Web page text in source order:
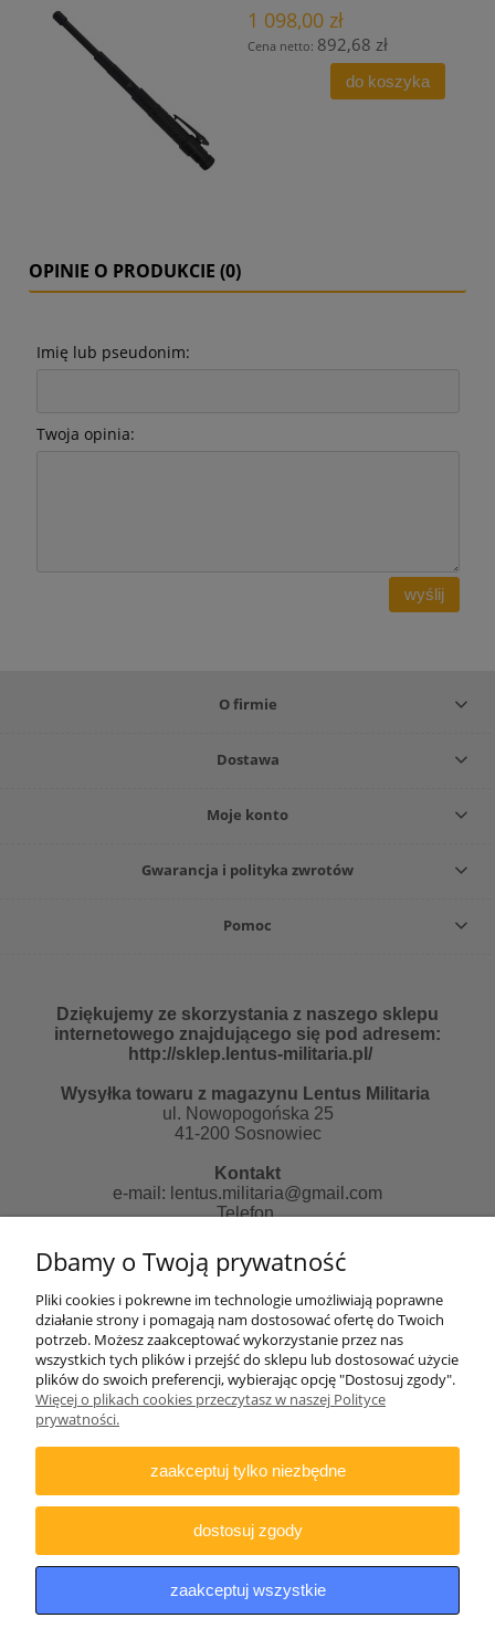
1 098,00 zł
Cena netto: 892,68 zł
do koszyka
OPINIE O PRODUKCIE (0)
Imię lub pseudonim:
Twoja opinia:
wyślij
O firmie
Dostawa
Moje konto
Gwarancja i polityka zwrotów
Pomoc
Dziękujemy ze skorzystania z naszego sklepu
internetowego znajdującego się pod adresem:
http://sklep.lentus-militaria.pl/
Wysyłka towaru z magazynu Lentus Militaria
ul. Nowopogońska 25
41-200 Sosnowiec
Kontakt
e-mail: lentus.militaria@gmail.com
Telefon
Zapraszamy do skorzystania z naszych usług:
Strona informacyjna:
http://lentus-militaria.pl/
oraz usług Agencji fotograficznej
http://zatrzymanewkadrze.com.pl/
Lentus Rafał Nizicki
ul. Generała Andersa 2e/77
41-200 Sosnowiec
NIP: 644-307-79-15
w/w adresach nie prowadzimy pod nim sklepu
stacjonarnego jak i odbiorów osobistych towarów.
Dbamy o Twoją prywatność
Pliki cookies i pokrewne im technologie umożliwiają poprawne
działanie strony i pomagają nam dostosować ofertę do Twoich
potrzeb. Możesz zaakceptować wykorzystanie przez nas
wszystkich tych plików i przejść do sklepu lub dostosować użycie
plików do swoich preferencji, wybierając opcję "Dostosuj zgody".
Więcej o plikach cookies przeczytasz w naszej Polityce
prywatności.
zaakceptuj tylko niezbędne
dostosuj zgody
zaakceptuj wszystkie